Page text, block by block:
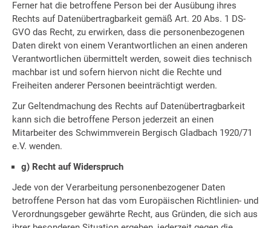
Ferner hat die betroffene Person bei der Ausübung ihres
Rechts auf Datenübertragbarkeit gemäß Art. 20 Abs. 1 DS-
GVO das Recht, zu erwirken, dass die personenbezogenen
Daten direkt von einem Verantwortlichen an einen anderen
Verantwortlichen übermittelt werden, soweit dies technisch
machbar ist und sofern hiervon nicht die Rechte und
Freiheiten anderer Personen beeinträchtigt werden.
Zur Geltendmachung des Rechts auf Datenübertragbarkeit
kann sich die betroffene Person jederzeit an einen
Mitarbeiter des Schwimmverein Bergisch Gladbach 1920/71
e.V. wenden.
g) Recht auf Widerspruch
Jede von der Verarbeitung personenbezogener Daten
betroffene Person hat das vom Europäischen Richtlinien- und
Verordnungsgeber gewährte Recht, aus Gründen, die sich aus